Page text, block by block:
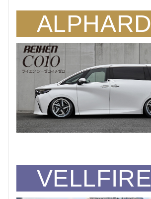
ALPHARD
VELLFIRE